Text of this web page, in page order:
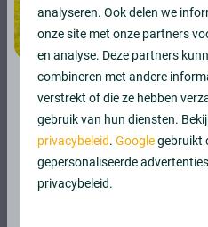
Minigolf
Bezoek de
2 augustus
Een eigen recreatiewoning
analyseren. Ook delen we
onze site met onze partners
en analyse. Deze partners
combineren met andere
verstrekt of die ze hebben
gebruik van hun diensten.
privacybeleid.Googlegebruikt
gepersonaliseerde
privacybeleid.